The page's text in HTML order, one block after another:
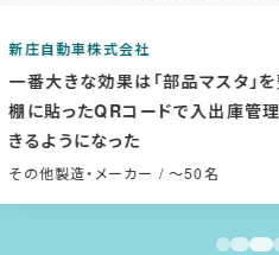
日本電子株式会社
「入出庫履歴」でトレーサ
の属人化が解消され、支店
なった
機械製造/ 1001〜5000名